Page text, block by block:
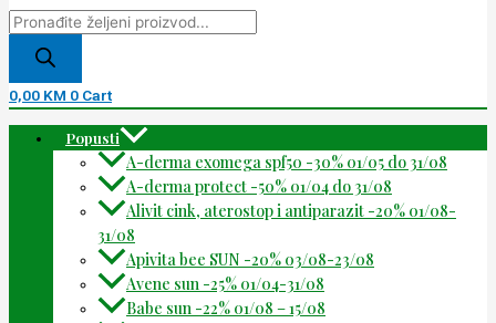
0,00 KM 0 Cart
Popusti
A-derma exomega spf50 -30% 01/05 do 31/08
A-derma protect -50% 01/04 do 31/08
Alivit cink, aterostop i antiparazit -20% 01/08-
31/08
Apivita bee SUN -20% 03/08-23/08
Avene sun -25% 01/04-31/08
Babe sun -22% 01/08 – 15/08